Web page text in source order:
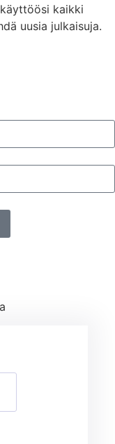
kaikki
uusia julkaisuja.